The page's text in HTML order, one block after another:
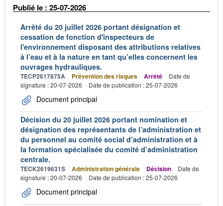
Publié le : 25-07-2026
Arrêté du 20 juillet 2026 portant désignation et
cessation de fonction d'inspecteurs de
l'environnement disposant des attributions relatives
à l’eau et à la nature en tant qu’elles concernent les
ouvrages hydrauliques.
TECP2617875A Prévention des risques Arrêté
Date de
signature : 20-07-2026
Date de publication : 25-07-2026
Document principal
Décision du 20 juillet 2026 portant nomination et
désignation des représentants de l’administration et
du personnel au comité social d’administration et à
la formation spécialisée du comité d’administration
centrale.
TECK2619631S Administration générale Décision
Date de
signature : 20-07-2026
Date de publication : 25-07-2026
Document principal